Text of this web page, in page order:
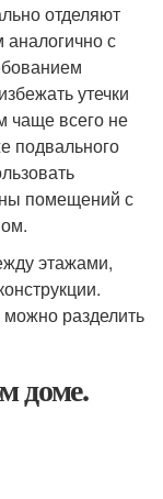
отделяют
с
утечки
чаще всего не
подвального
помещений с
этажами,
разделить
доме.